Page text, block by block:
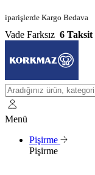
Kargo Bedava •
Vade Farksız 6 Taksit
Menü
Pişirme
Pişirme